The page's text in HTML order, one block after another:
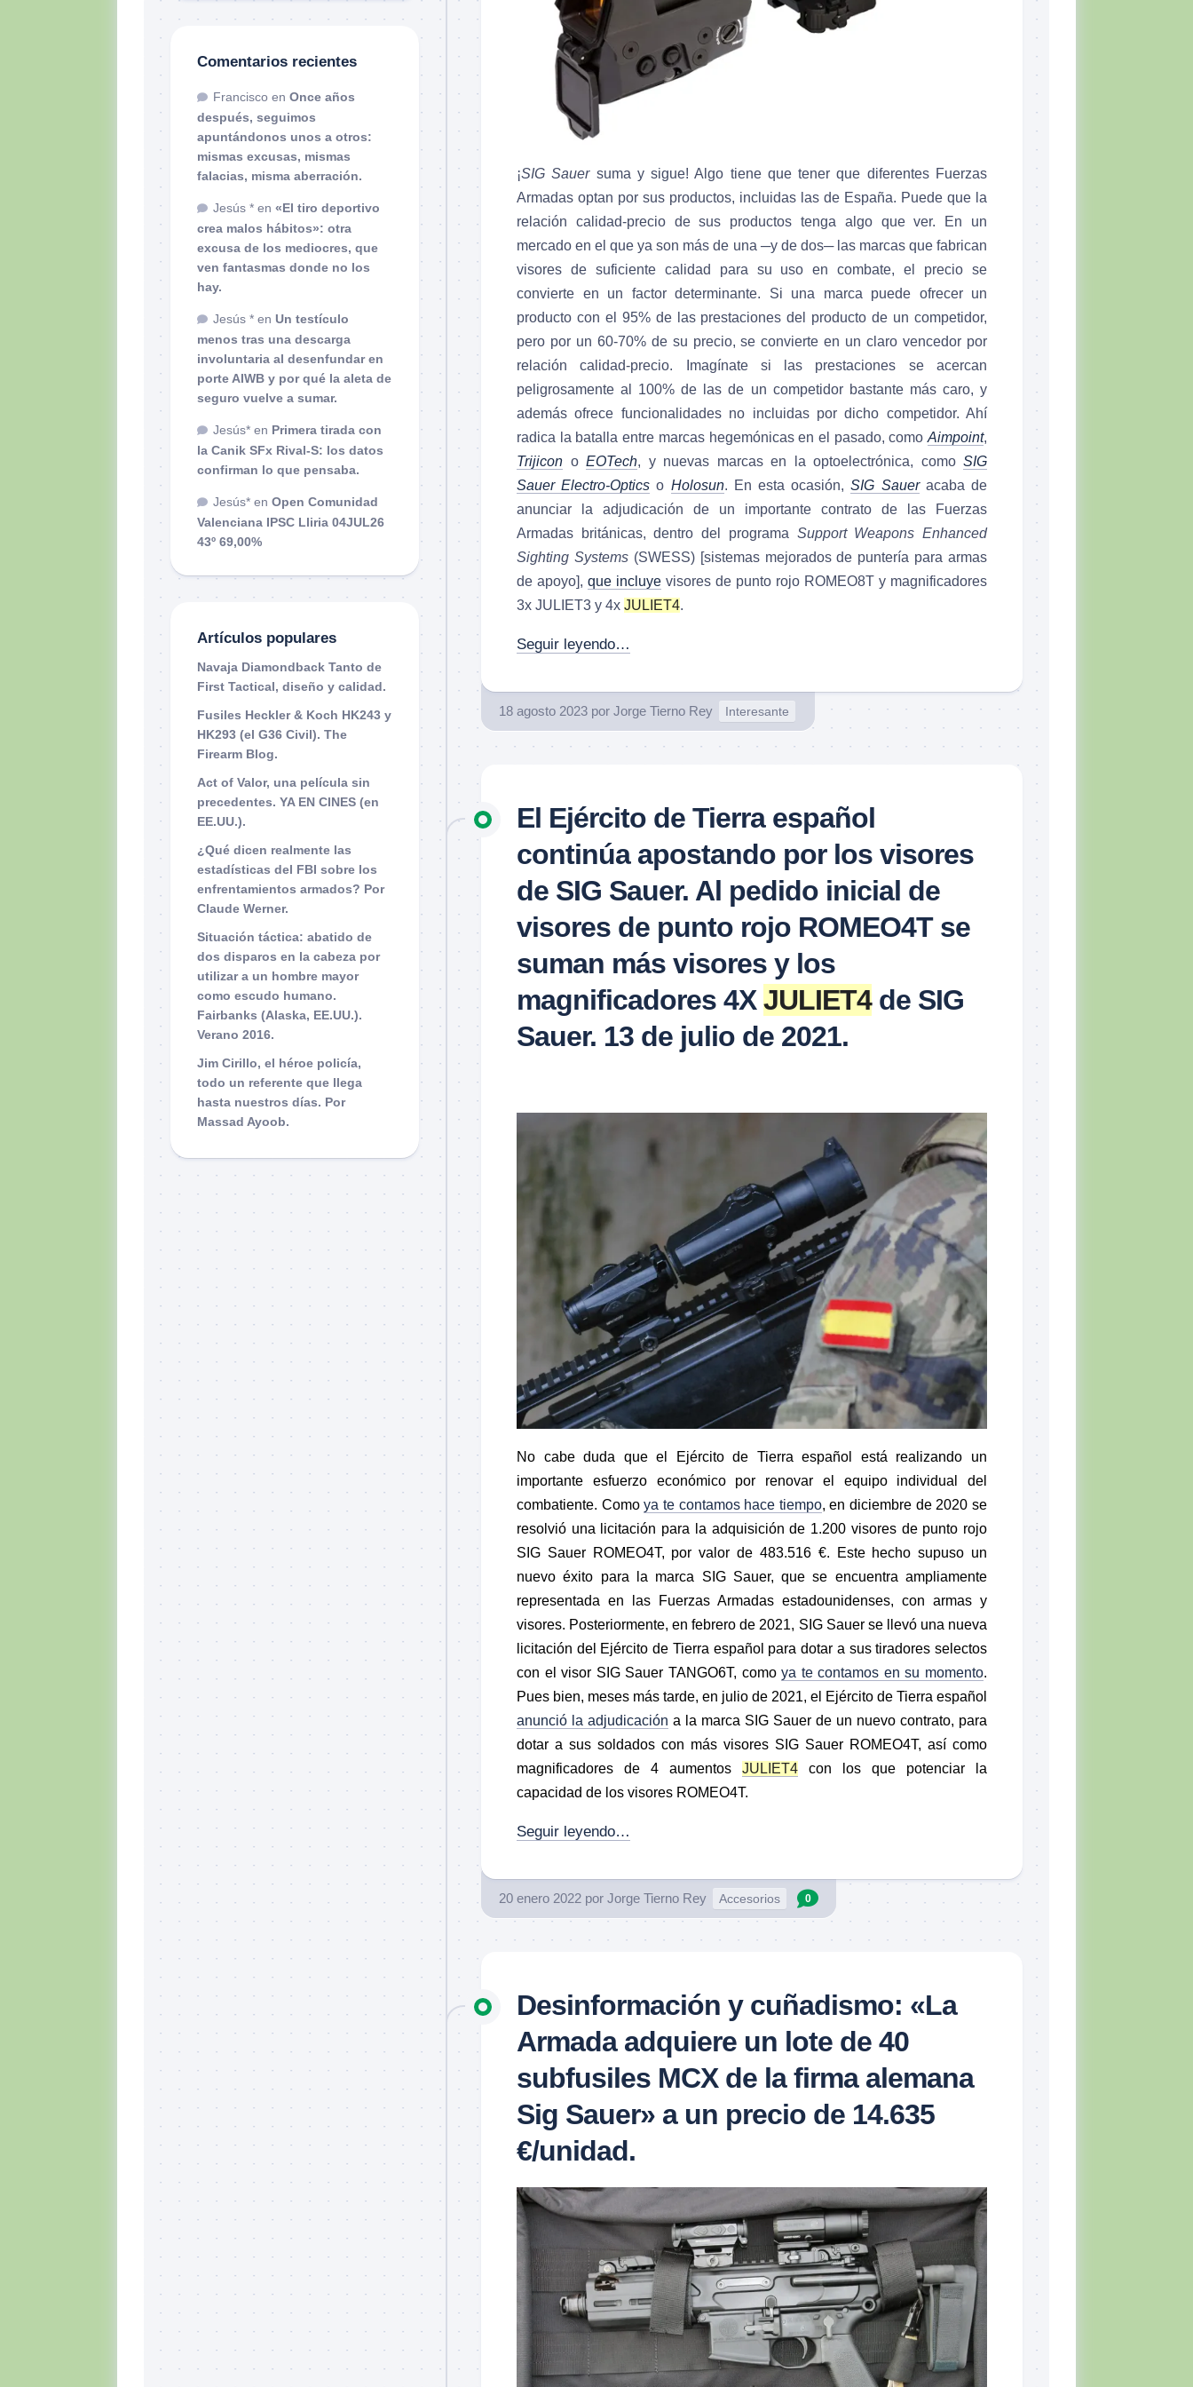
¡SIG Sauersuma y sigue! Algo tiene que tener que diferentes Fuerzas
Armadas optan por sus productos, incluidas las de España. Puede que la
relación calidad-precio de sus productos tenga algo que ver. En un
mercado en el que ya son más de una ─y de dos─ las marcas que fabrican
visores de suficiente calidad para su uso en combate, el precio se
convierte en un factor determinante. Si una marca puede ofrecer un
producto con el 95% de las prestaciones del producto de un competidor,
pero por un 60-70% de su precio, se convierte en un claro vencedor por
relación calidad-precio. Imagínate si las prestaciones se acercan
peligrosamente al 100% de las de un competidor bastante más caro, y
además ofrece funcionalidades no incluidas por dicho competidor. Ahí
radica la batalla entre marcas hegemónicas en el pasado, como Aimpoint,
Trijicon o EOTech, y nuevas marcas en la optoelectrónica, como SIG
Sauer Electro-Optics o Holosun. En esta ocasión,SIG Saueracaba de
anunciar la adjudicación de un importante contrato de las Fuerzas
Armadas británicas, dentro del programa Support Weapons Enhanced
Sighting Systems(SWESS) [sistemas mejorados de puntería para armas
de apoyo], que incluye visores de punto rojo ROMEO8T y magnificadores
3x JULIET3 y 4x JULIET4.
Seguir leyendo…
18 agosto 2023 por Jorge Tierno Rey Interesante
El Ejército de Tierra español
continúa apostando por los visores
de SIG Sauer. Al pedido inicial de
visores de punto rojo ROMEO4T se
suman más visores y los
magnificadores 4XJULIET4de SIG
Sauer. 13 de julio de 2021.
No cabe duda que el Ejército de Tierra español está realizando un
importante esfuerzo económico por renovar el equipo individual del
combatiente. Comoya te contamos hace tiempo, en diciembre de 2020 se
resolvió una licitación para la adquisición de 1.200 visores de punto rojo
SIG Sauer ROMEO4T, por valor de 483.516 €. Este hecho supuso un
nuevo éxito para la marca SIG Sauer, que se encuentra ampliamente
representada en las Fuerzas Armadas estadounidenses, con armas y
visores. Posteriormente, en febrero de 2021, SIG Sauer se llevó una nueva
licitación del Ejército de Tierra español para dotar a sus tiradores selectos
con el visor SIG Sauer TANGO6T, comoya te contamos en su momento.
Pues bien, meses más tarde, en julio de 2021, el Ejército de Tierra español
anunció la adjudicación a la marca SIG Sauer de un nuevo contrato, para
dotar a sus soldados con más visores SIG Sauer ROMEO4T, así como
magnificadores de 4 aumentos JULIET4 con los que potenciar la
capacidad de los visores ROMEO4T.
Seguir leyendo…
20 enero 2022 por Jorge Tierno Rey Accesorios 0
Desinformación y cuñadismo: «La
Armada adquiere un lote de 40
subfusiles MCX de la firma alemana
Sig Sauer» a un precio de 14.635
€/unidad.
Comentarios recientes
Francisco en Once años
después, seguimos
apuntándonos unos a otros:
mismas excusas, mismas
falacias, misma aberración.
Jesús * en «El tiro deportivo
crea malos hábitos»: otra
excusa de los mediocres, que
ven fantasmas donde no los
hay.
Jesús * en Un testículo
menos tras una descarga
involuntaria al desenfundar en
porte AIWB y por qué la aleta de
seguro vuelve a sumar.
Jesús* en Primera tirada con
la Canik SFx Rival-S: los datos
confirman lo que pensaba.
Jesús* en Open Comunidad
Valenciana IPSC Lliria 04JUL26
43º 69,00%
Artículos populares
Navaja Diamondback Tanto de
First Tactical, diseño y calidad.
Fusiles Heckler & Koch HK243 y
HK293 (el G36 Civil). The
Firearm Blog.
Act of Valor, una película sin
precedentes. YA EN CINES (en
EE.UU.).
¿Qué dicen realmente las
estadísticas del FBI sobre los
enfrentamientos armados? Por
Claude Werner.
Situación táctica: abatido de
dos disparos en la cabeza por
utilizar a un hombre mayor
como escudo humano.
Fairbanks (Alaska, EE.UU.).
Verano 2016.
Jim Cirillo, el héroe policía,
todo un referente que llega
hasta nuestros días. Por
Massad Ayoob.